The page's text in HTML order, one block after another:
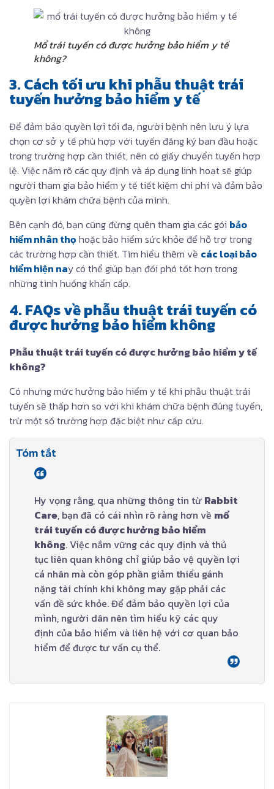
Mổ trái tuyến có được hưởng bảo hiểm y tế
không?
3. Cách tối ưu khi phẫu thuật trái
tuyến hưởng bảo hiểm y tế
Để đảm bảo quyền lợi tối đa, người bệnh nên lưu ý lựa
chọn cơ sở y tế phù hợp với tuyến đăng ký ban đầu hoặc
trong trường hợp cần thiết, nên có giấy chuyển tuyến hợp
lệ. Việc nắm rõ các quy định và áp dụng linh hoạt sẽ giúp
người tham gia bảo hiểm y tế tiết kiệm chi phí và đảm bảo
quyền lợi khám chữa bệnh của mình.
Bên cạnh đó, bạn cũng đừng quên tham gia các gói bảo
hiểm nhân thọ hoặc bảo hiểm sức khỏe để hỗ trợ trong
các trường hợp cần thiết. Tìm hiểu thêm về các loại bảo
hiểm hiện nay có thể giúp bạn đối phó tốt hơn trong
những tình huống khẩn cấp.
4. FAQs về phẫu thuật trái tuyến có
được hưởng bảo hiểm không
Phẫu thuật trái tuyến có được hưởng bảo hiểm y tế
không?
Có nhưng mức hưởng bảo hiểm y tế khi phẫu thuật trái
tuyến sẽ thấp hơn so với khi khám chữa bệnh đúng tuyến,
trừ một số trường hợp đặc biệt như cấp cứu.
Tóm tắt
Hy vọng rằng, qua những thông tin từ Rabbit
Care, bạn đã có cái nhìn rõ ràng hơn về mổ
trái tuyến có được hưởng bảo hiểm
không. Việc nắm vững các quy định và thủ
tục liên quan không chỉ giúp bảo vệ quyền lợi
cá nhân mà còn góp phần giảm thiểu gánh
nặng tài chính khi không may gặp phải các
vấn đề sức khỏe. Để đảm bảo quyền lợi của
mình, người dân nên tìm hiểu kỹ các quy
định của bảo hiểm và liên hệ với cơ quan bảo
hiểm để được tư vấn cụ thể.